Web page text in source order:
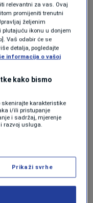
trgovina u BiH
li podržavate?
efekta?
natjerali
Konzum spustio
relevantni za vas. Ovaj
promijeniti trenutni
željenim
ikonu u donjem
Vaš odabir će se
detalja, pogledajte
informacija o vašoj
kako bismo
skenirajte karakteristike
i/ili pristupanje
i sadržaj, mjerenje
razvoj usluga.
Prikaži svrhe